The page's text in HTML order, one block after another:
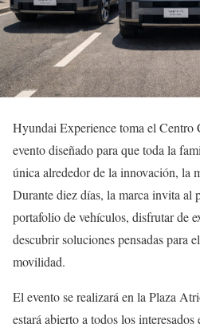
Hyundai Experience toma el Centro
evento diseñado para que toda la
única alrededor de la innovación, la
Durante diez días, la marca invita al
portafolio de vehículos, disfrutar de
descubrir soluciones pensadas para
movilidad.
El evento se realizará en la Plaza
estará abierto a todos los